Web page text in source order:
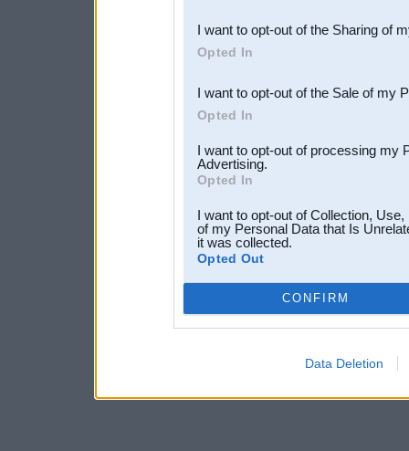
Downstream Participants
third parties.
I want to opt-out of the Sharing of
Opted In
I want to opt-out of the Sale of my
Opted In
I want to opt-out of processing my
Advertising.
Opted In
I want to opt-out of Collection,
of my Personal Data that Is
it was collected.
Opted Out
CONFIRM
Data Deletion